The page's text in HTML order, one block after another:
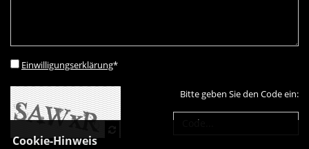
Einwilligungserklärung*
Bitte geben Sie den Code ein:
Cookie-Hinweis